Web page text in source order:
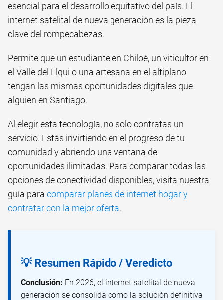
esencial para el desarrollo equitativo del país. El
internet satelital de nueva generación es la pieza
clave del rompecabezas.
Permite que un estudiante en Chiloé, un viticultor en
el Valle del Elqui o una artesana en el altiplano
tengan las mismas oportunidades digitales que
alguien en Santiago.
Al elegir esta tecnología, no solo contratas un
servicio. Estás invirtiendo en el progreso de tu
comunidad y abriendo una ventana de
oportunidades ilimitadas. Para comparar todas las
opciones de conectividad disponibles, visita nuestra
guía para comparar planes de internet hogar y
contratar con la mejor oferta.
💡 Resumen Rápido / Veredicto
Conclusión: En 2026, el internet satelital de nueva
generación se consolida como la solución definitiva